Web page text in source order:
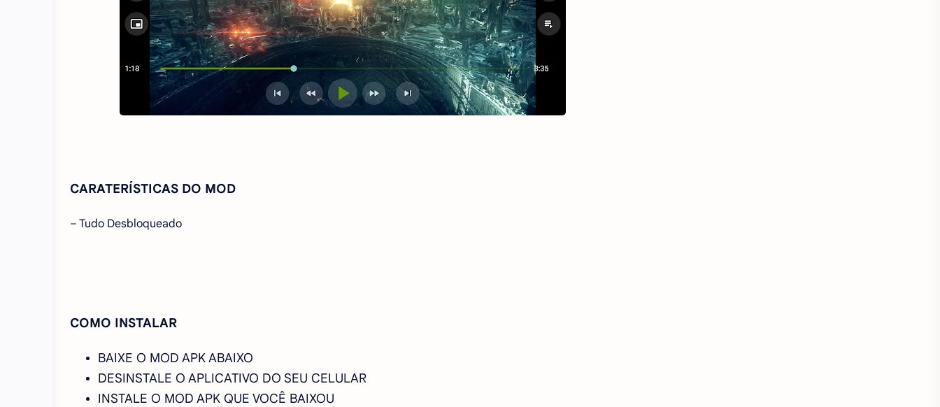
CARATERÍSTICAS DO MOD
– Tudo Desbloqueado
COMO INSTALAR
BAIXE O MOD APK ABAIXO
DESINSTALE O APLICATIVO DO SEU CELULAR
INSTALE O MOD APK QUE VOCÊ BAIXOU